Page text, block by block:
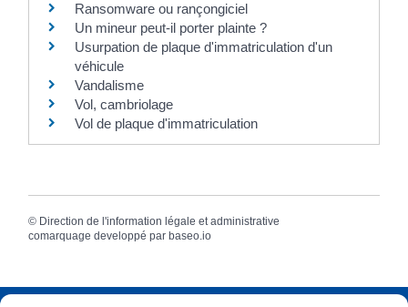
Ransomware ou rançongiciel
Un mineur peut-il porter plainte ?
Usurpation de plaque d'immatriculation d'un
véhicule
Vandalisme
Vol, cambriolage
Vol de plaque d'immatriculation
© Direction de l'information légale et administrative
comarquage developpé par baseo.io